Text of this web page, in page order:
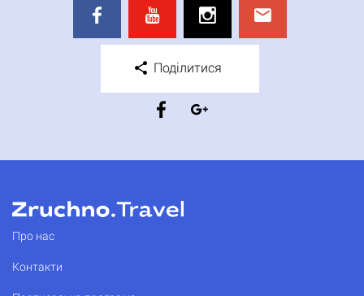
Поділитися
Про нас
Контакти